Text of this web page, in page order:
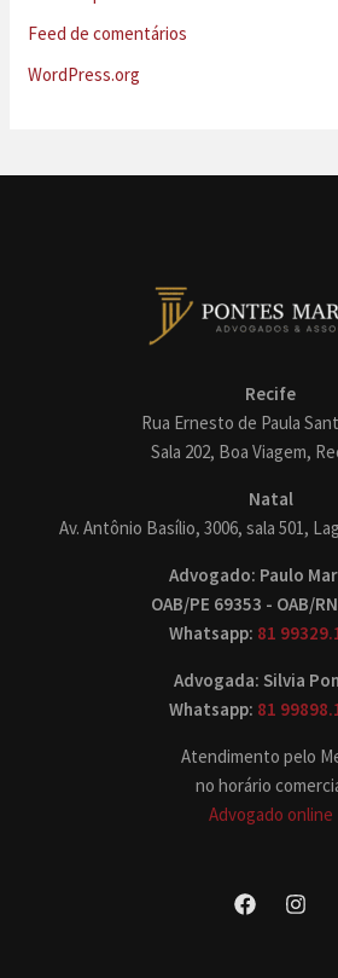
Feed de comentários
WordPress.org
Recife
Rua Ernesto de Paula
Sala 202, Boa Viagem,
Natal
Av. Antônio Basílio, 3006, sala 501,
Advogado: Paulo
OAB/PE 69353 - OAB/
Whatsapp: 81
Advogada: Silvia
Whatsapp: 81
Atendimento pelo
no horário
Advogado online